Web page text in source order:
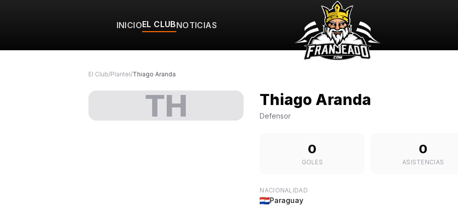
INICIOEL CLUBNOTICIAS
El Club/Plantel/Thiago Aranda
TH Thiago Aranda
Defensor
0
GOLES
0
ASISTENCIAS
NACIONALIDAD
Paraguay